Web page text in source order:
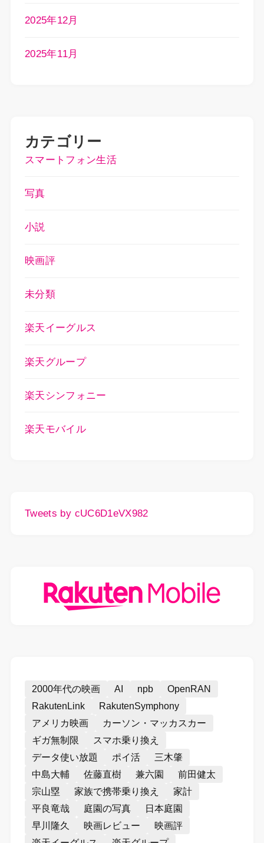
2025年12月
2025年11月
カテゴリー
スマートフォン生活
写真
小説
映画評
未分類
楽天イーグルス
楽天グループ
楽天シンフォニー
楽天モバイル
Tweets by cUC6D1eVX982
2000年代の映画 AI npb
OpenRAN
RakutenLink
RakutenSymphony
アメリカ映画
カーソン・マッカスカー
ギガ無制限
スマホ乗り換え
データ使い放題
ポイ活
三木肇
中島大輔
佐藤直樹 兼六園
前田健太
宗山塁
家族で携帯乗り換え
家計
平良竜哉
庭園の写真
日本庭園
早川隆久
映画レビュー
映画評